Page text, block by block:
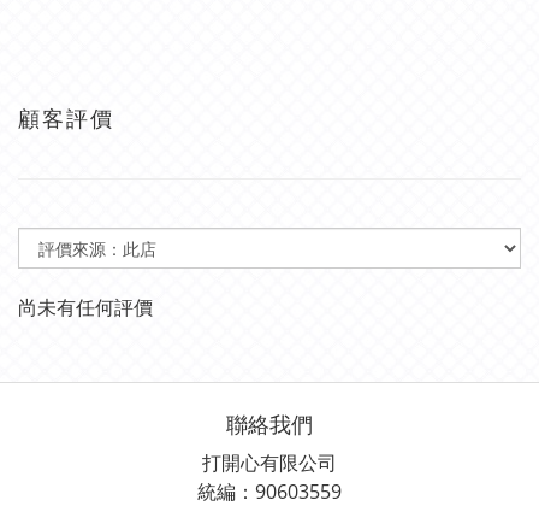
顧客評價
尚未有任何評價
聯絡我們
打開心有限公司
統編：90603559